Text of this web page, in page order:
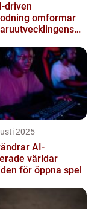
omformar
2025
AI-
världar
för öppna spel